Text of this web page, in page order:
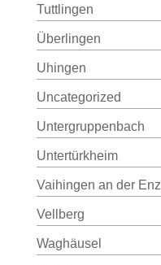
Tuttlingen
Überlingen
Uhingen
Uncategorized
Untergruppenbach
Untertürkheim
Vaihingen an der Enz
Vellberg
Waghäusel